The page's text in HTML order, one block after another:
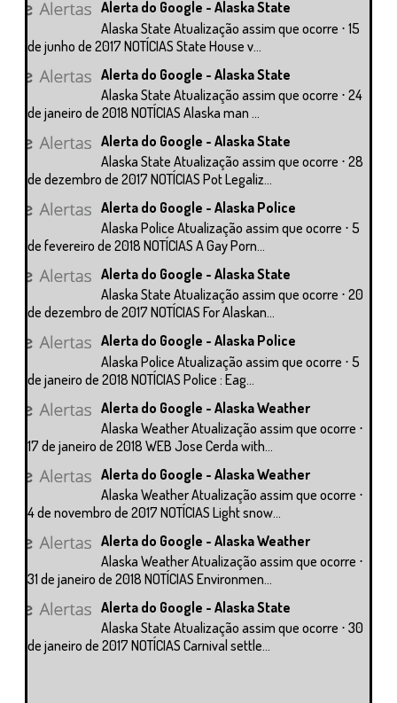
Alerta do Google - Alaska State
Alaska State Atualização assim que ocorre ⋅ 15
de junho de 2017 NOTÍCIAS State House v...
Alerta do Google - Alaska State
Alaska State Atualização assim que ocorre ⋅ 24
de janeiro de 2018 NOTÍCIAS Alaska man ...
Alerta do Google - Alaska State
Alaska State Atualização assim que ocorre ⋅ 28
de dezembro de 2017 NOTÍCIAS Pot Legaliz...
Alerta do Google - Alaska Police
Alaska Police Atualização assim que ocorre ⋅ 5
de fevereiro de 2018 NOTÍCIAS A Gay Porn...
Alerta do Google - Alaska State
Alaska State Atualização assim que ocorre ⋅ 20
de dezembro de 2017 NOTÍCIAS For Alaskan...
Alerta do Google - Alaska Police
Alaska Police Atualização assim que ocorre ⋅ 5
de janeiro de 2018 NOTÍCIAS Police : Eag...
Alerta do Google - Alaska Weather
Alaska Weather Atualização assim que ocorre ⋅
17 de janeiro de 2018 WEB Jose Cerda with...
Alerta do Google - Alaska Weather
Alaska Weather Atualização assim que ocorre ⋅
4 de novembro de 2017 NOTÍCIAS Light snow...
Alerta do Google - Alaska Weather
Alaska Weather Atualização assim que ocorre ⋅
31 de janeiro de 2018 NOTÍCIAS Environmen...
Alerta do Google - Alaska State
Alaska State Atualização assim que ocorre ⋅ 30
de janeiro de 2017 NOTÍCIAS Carnival settle...